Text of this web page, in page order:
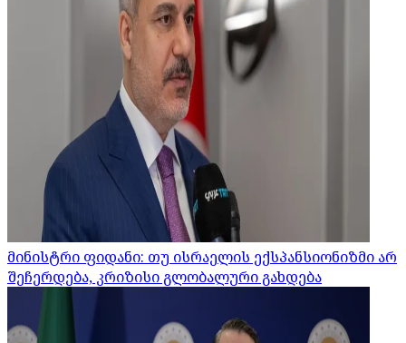
მინისტრი ფიდანი: თუ ისრაელის ექსპანსიონიზმი არ
შეჩერდება, კრიზისი გლობალური გახდება